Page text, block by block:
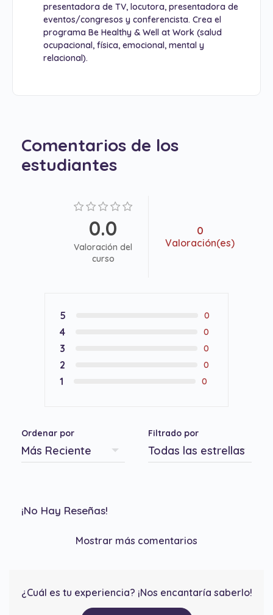
presentadora de TV, locutora, presentadora de
eventos/congresos y conferencista. Crea el
programa Be Healthy & Well at Work (salud
ocupacional, física, emocional, mental y
relacional).
Comentarios de los
estudiantes
0.0
Valoración del
curso
0
Valoración(es)
5 0
4 0
3 0
2 0
1 0
Ordenar por Filtrado por
¡No Hay Reseñas!
Mostrar más comentarios
¿Cuál es tu experiencia? ¡Nos encantaría saberlo!